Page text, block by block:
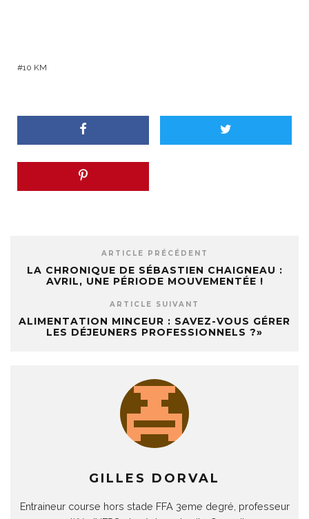
10 KM
ARTICLE PRÉCÉDENT
LA CHRONIQUE DE SÉBASTIEN CHAIGNEAU :
AVRIL, UNE PÉRIODE MOUVEMENTÉE !
ARTICLE SUIVANT
ALIMENTATION MINCEUR : SAVEZ-VOUS GÉRER
LES DÉJEUNERS PROFESSIONNELS ?»
GILLES DORVAL
Entraineur course hors stade FFA 3eme degré, professeur